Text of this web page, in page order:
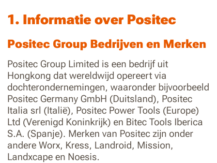
1. Informatie over Positec
Positec Group Bedrijven en Merken
Positec Group Limited is een bedrijf uit
Hongkong dat wereldwijd opereert via
dochterondernemingen, waaronder bijvoorbeeld
Positec Germany GmbH (Duitsland), Positec
Italia srl (Italië), Positec Power Tools (Europe)
Ltd (Verenigd Koninkrijk) en Bitec Tools Iberica
S.A. (Spanje). Merken van Positec zijn onder
andere Worx, Kress, Landroid, Mission,
Landxcape en Noesis.